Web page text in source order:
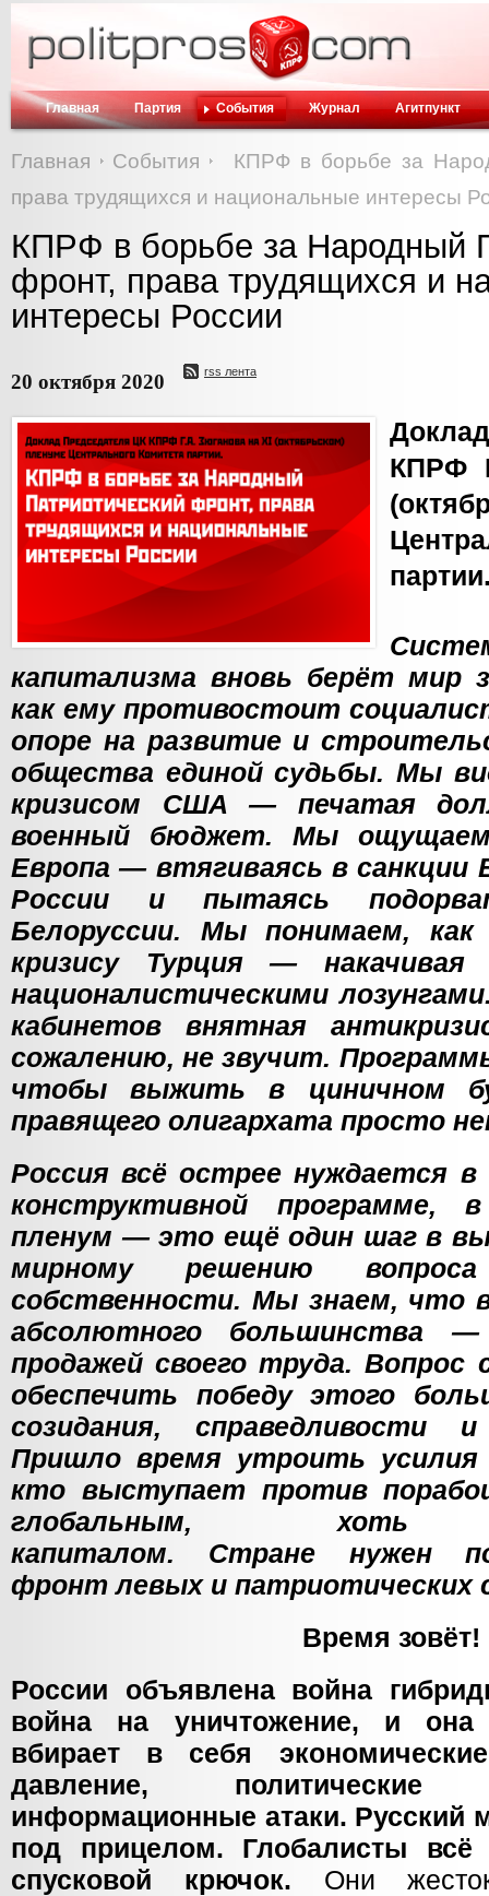
Главная Партия События Журнал Агитпункт
Главная События
КПРФ в борьбе за
права трудящихся и национальные интересы
КПРФ в борьбе за Народный
фронт, права трудящихся и
интересы России
20 октября 2020 rss лента
КПРФ
капитализма вновь берёт мир
как ему противостоит
опоре на развитие и
общества единой судьбы. Мы
кризисом США — печатая
военный бюджет. Мы
Европа — втягиваясь в
России и пытаясь
Белоруссии. Мы понимаем, как
кризису Турция — накачивая
националистическими
кабинетов внятная
сожалению, не звучит.
чтобы выжить в циничном
правящего олигархата просто
Россия всё острее нуждается
конструктивной программе,
пленум — это ещё один шаг в
мирному решению
собственности. Мы знаем, что
абсолютного большинства
продажей своего труда.
обеспечить победу этого
созидания, справедливости
Пришло время утроить
кто выступает против
глобальным, хоть
капиталом. Стране нужен
фронт левых и патриотических
Время зовёт!
России объявлена война
война на уничтожение, и она
вбирает в себя
давление,
информационные атаки. Русский
под прицелом. Глобалисты
спусковой крючок. Они